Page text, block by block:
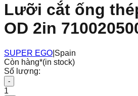
Lưỡi cắt ống
OD 2in
SUPER EGO Spain
Còn hàng*(in stock)
Số lượng:
-
1